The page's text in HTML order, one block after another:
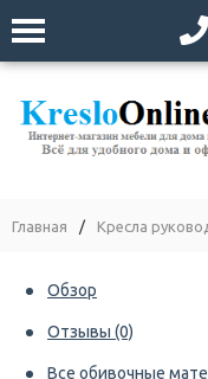
Главная / Кресла
Обзор
Отзывы (0)
Все обивочные